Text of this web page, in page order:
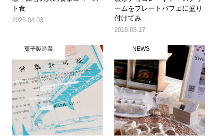
ト食
2025.04.03
ームをプレートパフェに盛り
付けてみ...
2018.08.17
菓子製造業 NEWS